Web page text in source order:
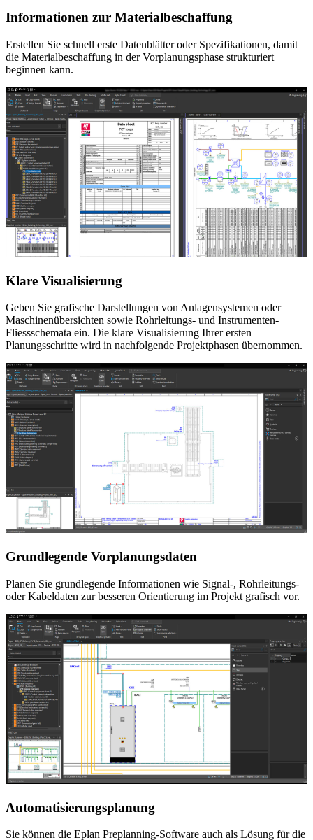
Informationen zur Materialbeschaffung
Erstellen Sie schnell erste Datenblätter oder Spezifikationen, damit
die Materialbeschaffung in der Vorplanungsphase strukturiert
beginnen kann.
Klare Visualisierung
Geben Sie grafische Darstellungen von Anlagensystemen oder
Maschinenübersichten sowie Rohrleitungs- und Instrumenten-
Fliessschemata ein. Die klare Visualisierung Ihrer ersten
Planungsschritte wird in nachfolgende Projektphasen übernommen.
Grundlegende Vorplanungsdaten
Planen Sie grundlegende Informationen wie Signal-, Rohrleitungs-
oder Kabeldaten zur besseren Orientierung im Projekt grafisch vor.
Automatisierungsplanung
Sie können die Eplan Preplanning-Software auch als Lösung für die